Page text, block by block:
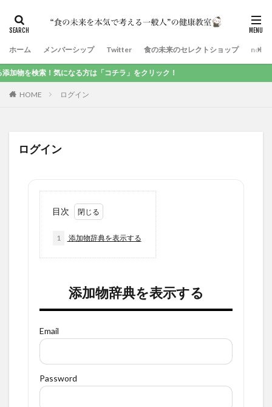
ホーム メンバーシップ Twitter 食の未来のセレクトショップ note
を検索！気になる方は「コチラ」をクリック！
HOME ログイン
ログイン
目次
1 添加物辞典を表示する
添加物辞典を表示する
Email
Password